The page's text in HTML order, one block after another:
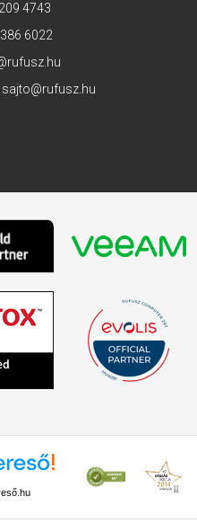
4743
6022
sajto@rufusz.hu